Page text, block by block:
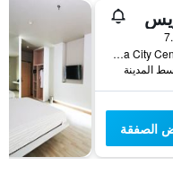
Nagoya City Center Block I No. 8, باتام كوتا, إندونيسيا
الصفقة